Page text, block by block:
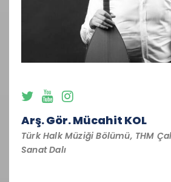
Arş. Gör. Mücahit KOL
Türk Halk Müziği Bölümü, THM
Sanat Dalı